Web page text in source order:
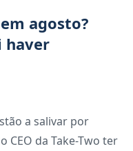
agosto?
haver
a salivar por
CEO da Take-Two ter